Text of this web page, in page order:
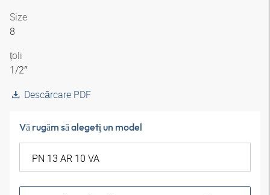
Size
8
țoli
1/2″
Descărcare PDF
Vă rugăm să alegeţi un model